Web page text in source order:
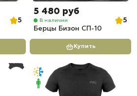
5
5 480 руб
В наличии
5
Берцы Бизон СП-10
Купить